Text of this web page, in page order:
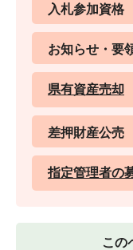
入札参加資格
お知らせ・要
県有資産売却
差押財産公売
指定管理者の
この